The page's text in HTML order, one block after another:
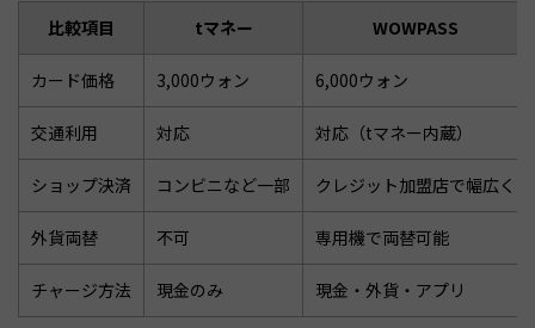
比較項目 tマネー WOWPASS
カード価格 3,000ウォン 6,000ウォン
交通利用 対応 対応（tマネー内蔵）
ショップ決済 コンビニなど一部 クレジット加盟店で幅広く
外貨両替 不可 専用機で両替可能
チャージ方法 現金のみ 現金・外貨・アプリ